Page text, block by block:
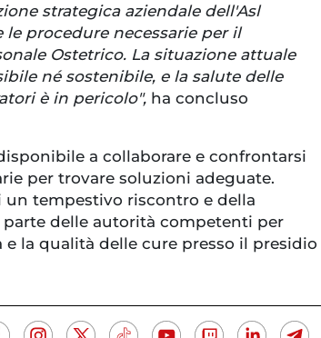
strategica aziendale dell'Asl
procedure necessarie per il
Ostetrico. La situazione attuale
né sostenibile, e la salute delle
è in pericolo", ha concluso
a collaborare e confrontarsi
per trovare soluzioni adeguate.
un tempestivo riscontro e della
parte delle autorità competenti per
e la qualità delle cure presso il presidio